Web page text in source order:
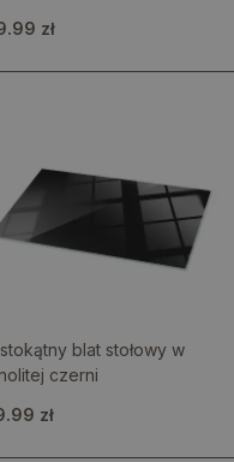
zł
blat stołowy w
czerni
zł